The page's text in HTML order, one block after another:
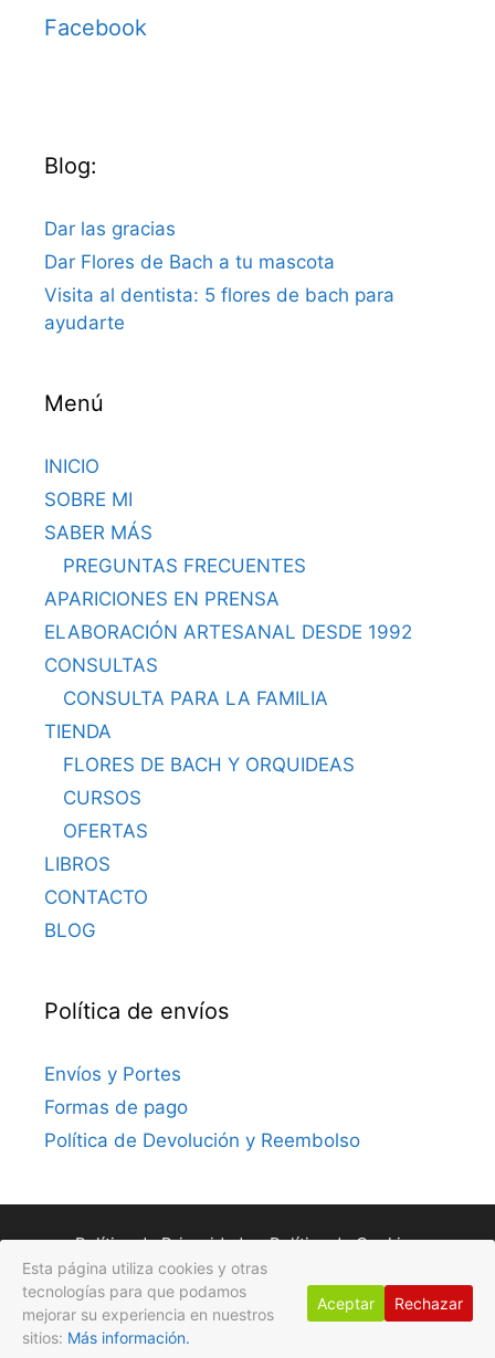
Facebook
Blog:
Dar las gracias
Dar Flores de Bach a tu mascota
Visita al dentista: 5 flores de bach para
ayudarte
Menú
INICIO
SOBRE MI
SABER MÁS
PREGUNTAS FRECUENTES
APARICIONES EN PRENSA
ELABORACIÓN ARTESANAL DESDE 1992
CONSULTAS
CONSULTA PARA LA FAMILIA
TIENDA
FLORES DE BACH Y ORQUIDEAS
CURSOS
OFERTAS
LIBROS
CONTACTO
BLOG
Política de envíos
Envíos y Portes
Formas de pago
Política de Devolución y Reembolso
Política de Privacidad
Política de Cookies
Avisos Legales
© 2026 Gotas de Flores
Esta página utiliza cookies y otras
tecnologías para que podamos
mejorar su experiencia en nuestros
sitios: Más información.
Aceptar Rechazar